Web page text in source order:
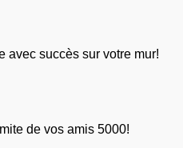
avec succès sur votre mur!
de vos amis 5000!